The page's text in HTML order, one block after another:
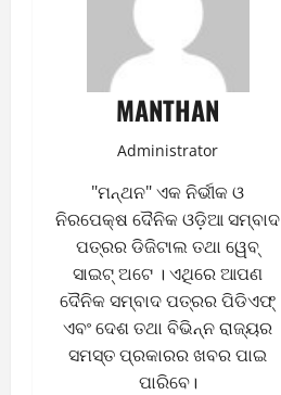
MANTHAN
Administrator
"ମନ୍ଥନ" ଏକ ନିର୍ଭୀକ ଓ
ନିରପେକ୍ଷ ଦୈନିକ ଓଡ଼ିଆ ସମ୍ବାଦ
ପତ୍ରର ଡିଜିଟାଲ ତଥା ୱେବ୍
ସାଇଟ୍ ଅଟେ । ଏଥିରେ ଆପଣ
ଦୈନିକ ସମ୍ବାଦ ପତ୍ରର ପିଡିଏଫ୍
ଏବଂ ଦେଶ ତଥା ବିଭିନ୍ନ ରାଜ୍ୟର
ସମସ୍ତ ପ୍ରକାରର ଖବର ପାଇ
ପାରିବେ।